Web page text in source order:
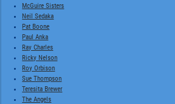
McGuire Sisters
Neil Sedaka
Pat Boone
Paul Anka
Ray Charles
Ricky Nelson
Roy Orbison
Sue Thompson
Teresita Brewer
The Angels